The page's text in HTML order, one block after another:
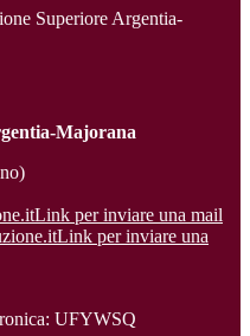
Superiore Argentia-
Majorana
Link per inviare una mail
Link per inviare una
UFYWSQ